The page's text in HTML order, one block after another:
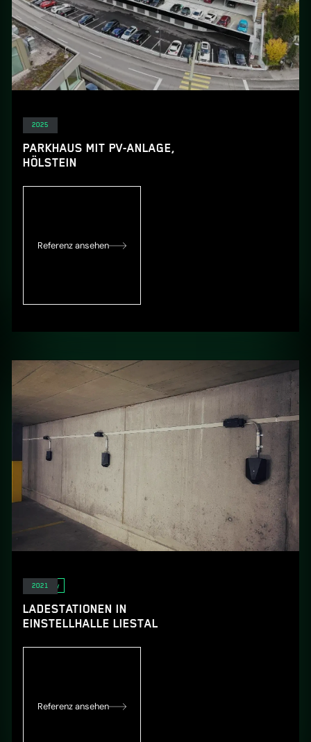
Elektro
PARKHAUS MIT PV-ANLAGE,
HÖLSTEIN
Referenz ansehen
2025
E-Mobility
LADESTATIONEN IN
EINSTELLHALLE LIESTAL
Referenz ansehen
2021